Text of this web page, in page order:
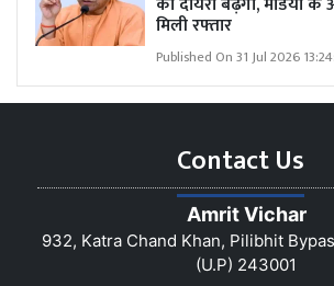
मिली रफ्तार
Published On 31 Jul 2026
Contact Us
Amrit Vichar
932, Katra Chand Khan, Pilibhit
(U.P) 243001